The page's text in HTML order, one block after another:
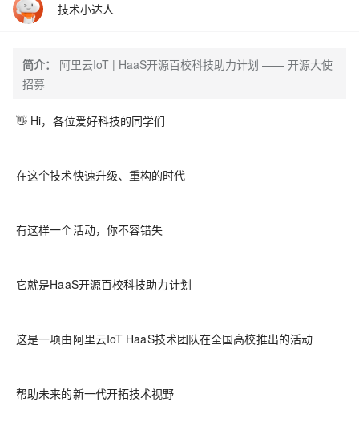
技术小达人
简介：
阿里云IoT | HaaS开源百校科技助力计划 —— 开源大使
招募
👋 Hi，各位爱好科技的同学们
在这个技术快速升级、重构的时代
有这样一个活动，你不容错失
它就是HaaS开源百校科技助力计划
这是一项由阿里云IoT HaaS技术团队在全国高校推出的活动
帮助未来的新一代开拓技术视野